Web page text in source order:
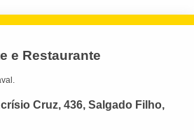
e Restaurante
Cruz, 436, Salgado Filho,